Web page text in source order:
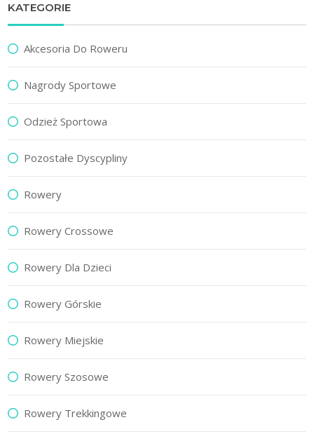
KATEGORIE
Akcesoria Do Roweru
Nagrody Sportowe
Odzież Sportowa
Pozostałe Dyscypliny
Rowery
Rowery Crossowe
Rowery Dla Dzieci
Rowery Górskie
Rowery Miejskie
Rowery Szosowe
Rowery Trekkingowe